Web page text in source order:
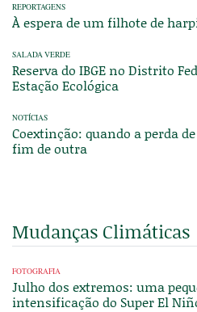
REPORTAGENS
À espera de um filhote de
SALADA VERDE
Reserva do IBGE no Distrito
Estação Ecológica
NOTÍCIAS
Coextinção: quando a perda
fim de outra
Mudanças Climáticas
FOTOGRAFIA
Julho dos extremos: uma
intensificação do Super El